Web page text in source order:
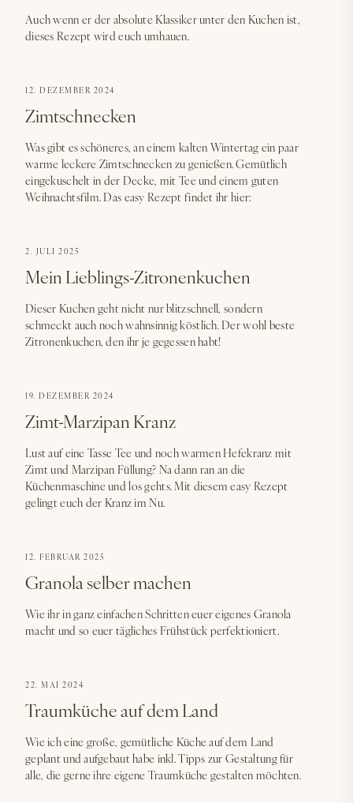
Auch wenn er der absolute Klassiker unter den Kuchen ist,
dieses Rezept wird euch umhauen.
12. DEZEMBER 2024
Zimtschnecken
Was gibt es schöneres, an einem kalten Wintertag ein paar
warme leckere Zimtschnecken zu genießen. Gemütlich
eingekuschelt in der Decke, mit Tee und einem guten
Weihnachtsfilm. Das easy Rezept findet ihr hier:
2. JULI 2025
Mein Lieblings-Zitronenkuchen
Dieser Kuchen geht nicht nur blitzschnell, sondern
schmeckt auch noch wahnsinnig köstlich. Der wohl beste
Zitronenkuchen, den ihr je gegessen habt!
19. DEZEMBER 2024
Zimt-Marzipan Kranz
Lust auf eine Tasse Tee und noch warmen Hefekranz mit
Zimt und Marzipan Füllung? Na dann ran an die
Küchenmaschine und los gehts. Mit diesem easy Rezept
gelingt euch der Kranz im Nu.
12. FEBRUAR 2025
Granola selber machen
Wie ihr in ganz einfachen Schritten euer eigenes Granola
macht und so euer tägliches Frühstück perfektioniert.
22. MAI 2024
Traumküche auf dem Land
Wie ich eine große, gemütliche Küche auf dem Land
geplant und aufgebaut habe inkl. Tipps zur Gestaltung für
alle, die gerne ihre eigene Traumküche gestalten möchten.